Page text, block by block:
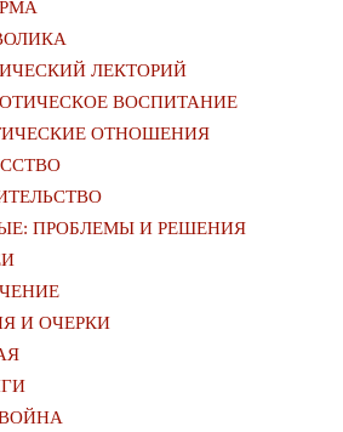
ЛЕКТОРИЙ
ВОСПИТАНИЕ
ОТНОШЕНИЯ
ПРОБЛЕМЫ И РЕШЕНИЯ
И ОЧЕРКИ